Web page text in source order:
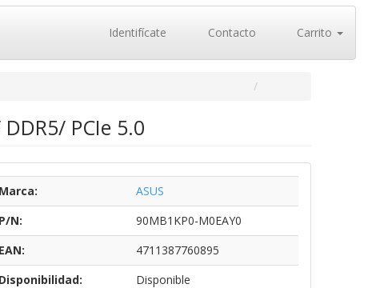
Identifícate Contacto Carrito
PCIe 5.0
Marca:
ASUS
P/N:
90MB1KP0-M0EAY0
EAN:
4711387760895
Disponibilidad:
Disponible